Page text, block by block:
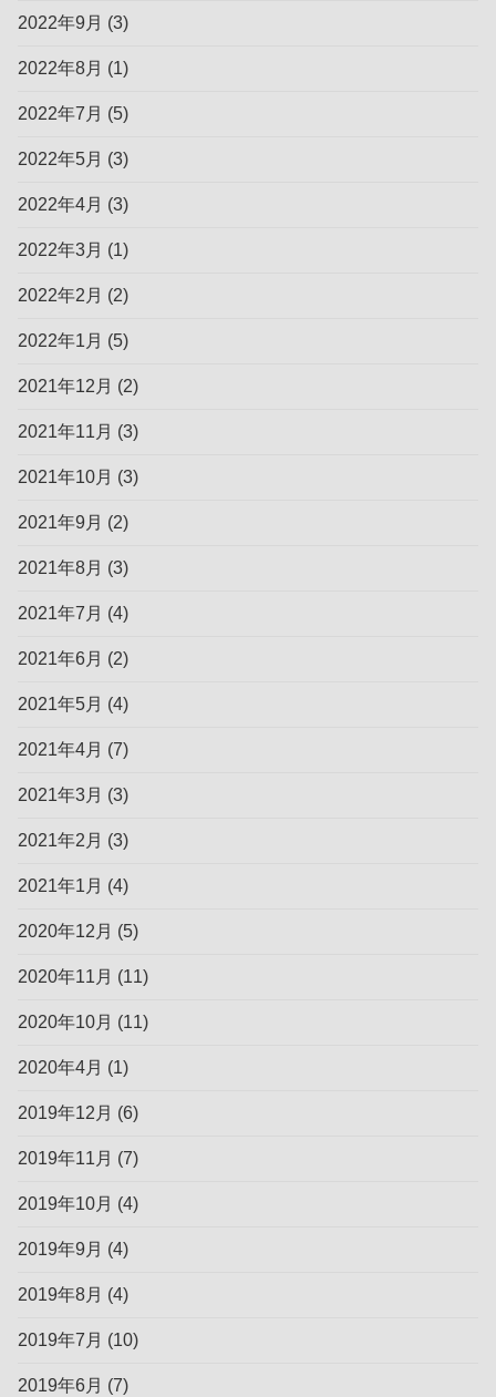
2022年9月 (3)
2022年8月 (1)
2022年7月 (5)
2022年5月 (3)
2022年4月 (3)
2022年3月 (1)
2022年2月 (2)
2022年1月 (5)
2021年12月 (2)
2021年11月 (3)
2021年10月 (3)
2021年9月 (2)
2021年8月 (3)
2021年7月 (4)
2021年6月 (2)
2021年5月 (4)
2021年4月 (7)
2021年3月 (3)
2021年2月 (3)
2021年1月 (4)
2020年12月 (5)
2020年11月 (11)
2020年10月 (11)
2020年4月 (1)
2019年12月 (6)
2019年11月 (7)
2019年10月 (4)
2019年9月 (4)
2019年8月 (4)
2019年7月 (10)
2019年6月 (7)